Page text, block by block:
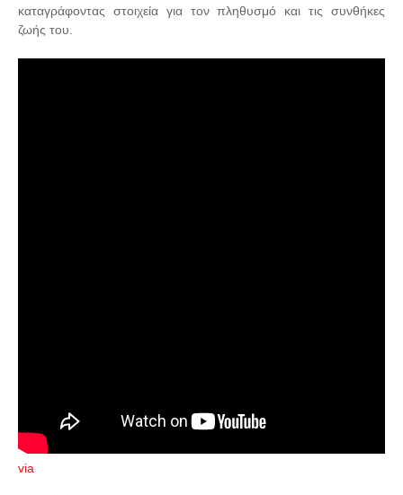
καταγράφοντας στοιχεία για τον πληθυσμό και τις συνθήκες
ζωής του.
via